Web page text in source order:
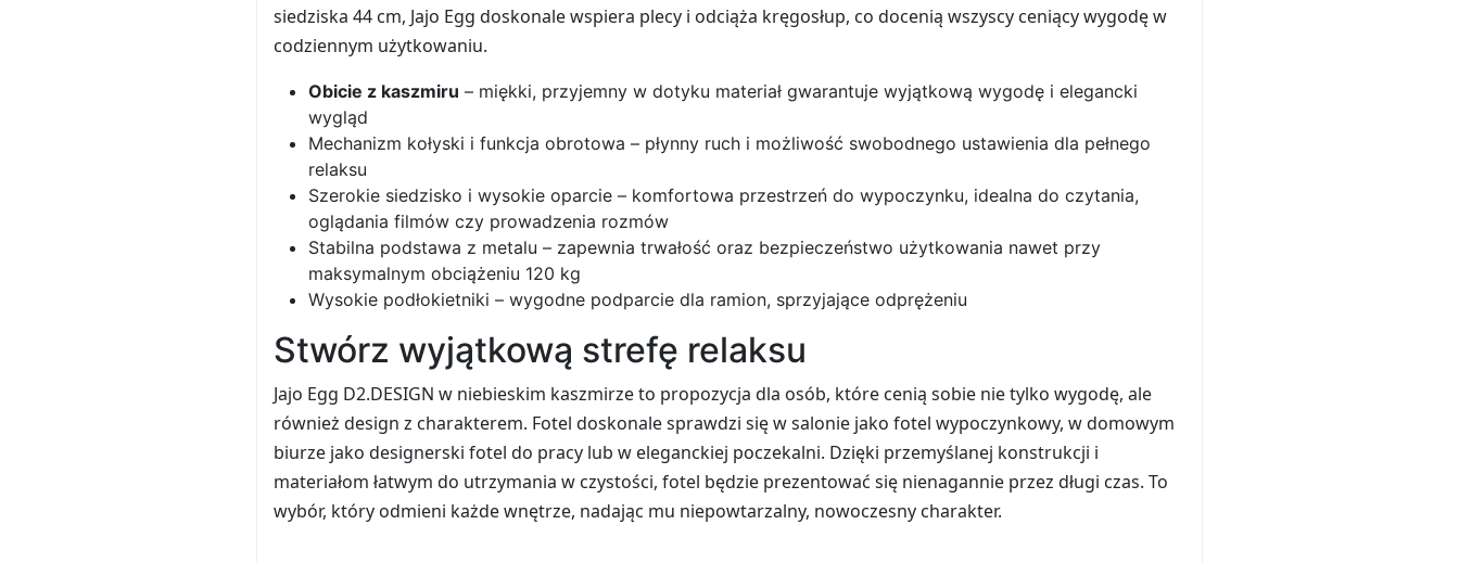
siedziska 44 cm, Jajo Egg doskonale wspiera plecy i odciąża kręgosłup, co docenią wszyscy ceniący wygodę w
codziennym użytkowaniu.
Obicie z kaszmiru – miękki, przyjemny w dotyku materiał gwarantuje wyjątkową wygodę i elegancki
wygląd
Mechanizm kołyski i funkcja obrotowa – płynny ruch i możliwość swobodnego ustawienia dla pełnego
relaksu
Szerokie siedzisko i wysokie oparcie – komfortowa przestrzeń do wypoczynku, idealna do czytania,
oglądania filmów czy prowadzenia rozmów
Stabilna podstawa z metalu – zapewnia trwałość oraz bezpieczeństwo użytkowania nawet przy
maksymalnym obciążeniu 120 kg
Wysokie podłokietniki – wygodne podparcie dla ramion, sprzyjające odprężeniu
Stwórz wyjątkową strefę relaksu
Jajo Egg D2.DESIGN w niebieskim kaszmirze to propozycja dla osób, które cenią sobie nie tylko wygodę, ale
również design z charakterem. Fotel doskonale sprawdzi się w salonie jako fotel wypoczynkowy, w domowym
biurze jako designerski fotel do pracy lub w eleganckiej poczekalni. Dzięki przemyślanej konstrukcji i
materiałom łatwym do utrzymania w czystości, fotel będzie prezentować się nienagannie przez długi czas. To
wybór, który odmieni każde wnętrze, nadając mu niepowtarzalny, nowoczesny charakter.